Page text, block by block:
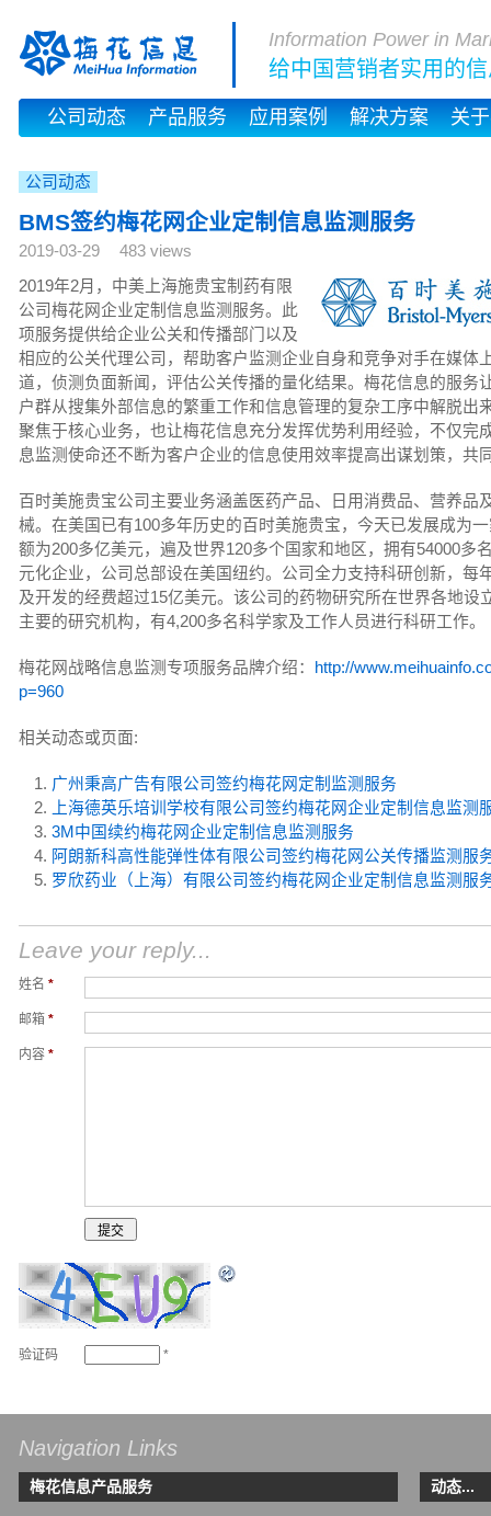
Information Power in
给中国营销者实用的
公司动态 产品服务 应用案例 解决方案 关
公司动态
BMS签约梅花网企业定制信息监测服务
2019-03-29
483 views
2019年2月，中美上海施贵宝制药有限
公司梅花网企业定制信息监测服务。此
项服务提供给企业公关和传播部门以及
相应的公关代理公司，帮助客户监测企业自身和竞争对手在媒体
道，侦测负面新闻，评估公关传播的量化结果。梅花信息的服务
户群从搜集外部信息的繁重工作和信息管理的复杂工序中解脱出
聚焦于核心业务，也让梅花信息充分发挥优势利用经验，不仅完
息监测使命还不断为客户企业的信息使用效率提高出谋划策，共
百时美施贵宝公司主要业务涵盖医药产品、日用消费品、营养品
械。在美国已有100多年历史的百时美施贵宝，今天已发展成为
额为200多亿美元，遍及世界120多个国家和地区，拥有54000多
元化企业，公司总部设在美国纽约。公司全力支持科研创新，每
及开发的经费超过15亿美元。该公司的药物研究所在世界各地设
主要的研究机构，有4,200多名科学家及工作人员进行科研工作。
梅花网战略信息监测专项服务品牌介绍：
http://
p=960
相关动态或页面:
广州秉高广告有限公司签约梅花网定制监测服务
上海德英乐培训学校有限公司签约梅花网企业定制信息监测
3M中国续约梅花网企业定制信息监测服务
阿朗新科高性能弹性体有限公司签约梅花网公关传播监测服
罗欣药业（上海）有限公司签约梅花网企业定制信息监测服
Leave your reply...
姓名 *
邮箱 *
内容 *
验证码 *
Navigation Links
梅花信息产品服务 动态...